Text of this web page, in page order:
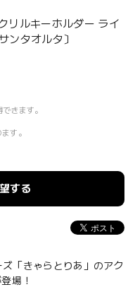
リルキーホルダー ライ
ンタオルタ〕
きます。
す。
する
「きゃらとりあ」のアク
場！